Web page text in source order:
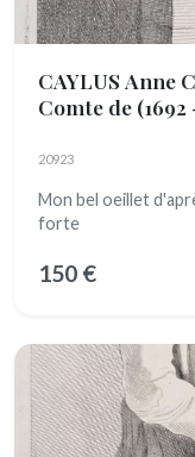
CAYLUS Anne
Comte de (1692
20923
Mon bel oeillet
forte
150 €